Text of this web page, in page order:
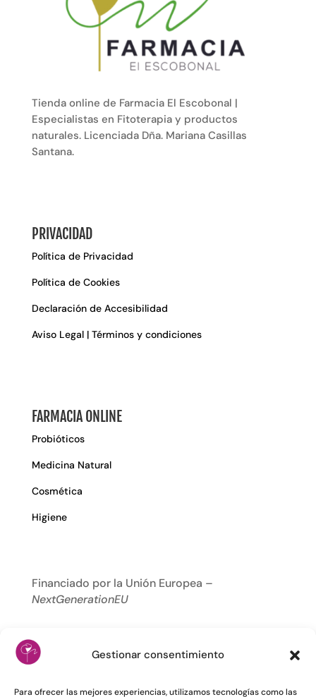
Gestionar consentimiento
Para ofrecer las mejores experiencias, utilizamos tecnologías como las
Tienda online de Farmacia El Escobonal |
Especialistas en Fitoterapia y productos
naturales. Licenciada Dña. Mariana Casillas
Santana.
PRIVACIDAD
Política de Privacidad
Política de Cookies
Declaración de Accesibilidad
Aviso Legal | Términos y condiciones
FARMACIA ONLINE
Probióticos
Medicina Natural
Cosmética
Higiene
Financiado por la Unión Europea –
NextGenerationEU